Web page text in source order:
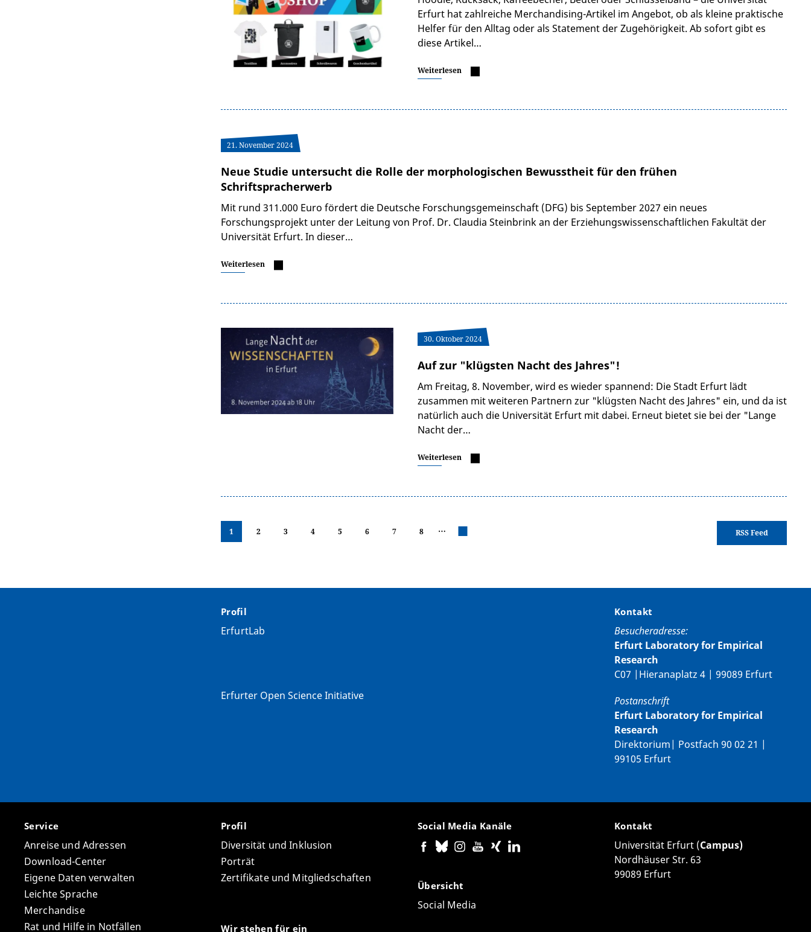
Erfurt hat zahlreiche Merchandising-Artikel im Angebot, ob als kleine praktische
Helfer für den Alltag oder als Statement der Zugehörigkeit. Ab sofort gibt es
diese Artikel…
Weiterlesen
21. November 2024
Neue Studie untersucht die Rolle der morphologischen Bewusstheit für den frühen
Schriftspracherwerb
Mit rund 311.000 Euro fördert die Deutsche Forschungsgemeinschaft (DFG) bis September 2027 ein neues
Forschungsprojekt unter der Leitung von Prof. Dr. Claudia Steinbrink an der Erziehungswissenschaftlichen Fakultät der
Universität Erfurt. In dieser…
Weiterlesen
30. Oktober 2024
Auf zur "klügsten Nacht des Jahres"!
Am Freitag, 8. November, wird es wieder spannend: Die Stadt Erfurt lädt
zusammen mit weiteren Partnern zur "klügsten Nacht des Jahres" ein, und da ist
natürlich auch die Universität Erfurt mit dabei. Erneut bietet sie bei der "Lange
Nacht der…
Weiterlesen
RSS Feed
1 2 3 4 5 6 7 8 …
Profil
ErfurtLab
Erfurter Open Science Initiative
Kontakt
Besucheradresse:
Erfurt Laboratory for Empirical
Research
C07 |Hieranaplatz 4 | 99089 Erfurt
Postanschrift
Erfurt Laboratory for Empirical
Research
Direktorium| Postfach 90 02 21 |
99105 Erfurt
Service
Anreise und Adressen
Download-Center
Eigene Daten verwalten
Leichte Sprache
Merchandise
Rat und Hilfe in Notfällen
Profil
Diversität und Inklusion
Porträt
Zertifikate und Mitgliedschaften
Wir stehen für ein
Social Media Kanäle
Übersicht
Social Media
Kontakt
Universität Erfurt (Campus)
Nordhäuser Str. 63
99089 Erfurt